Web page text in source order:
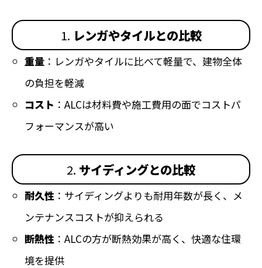
1. レンガやタイルとの比較
重量 ：レンガやタイルに比べて軽量で、建物全体
の負担を軽減
コスト ：ALCは材料費や施工費用の面でコストパ
フォーマンスが高い
2. サイディングとの比較
耐久性 ：サイディングよりも耐用年数が長く、メ
ンテナンスコストが抑えられる
断熱性 ：ALCの方が断熱効果が高く、快適な住環
境を提供